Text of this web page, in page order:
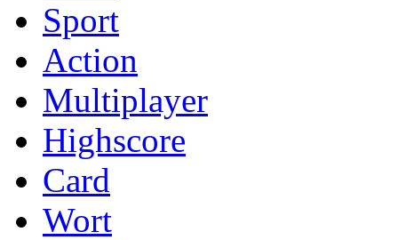
Sport
Action
Multiplayer
Highscore
Card
Wort